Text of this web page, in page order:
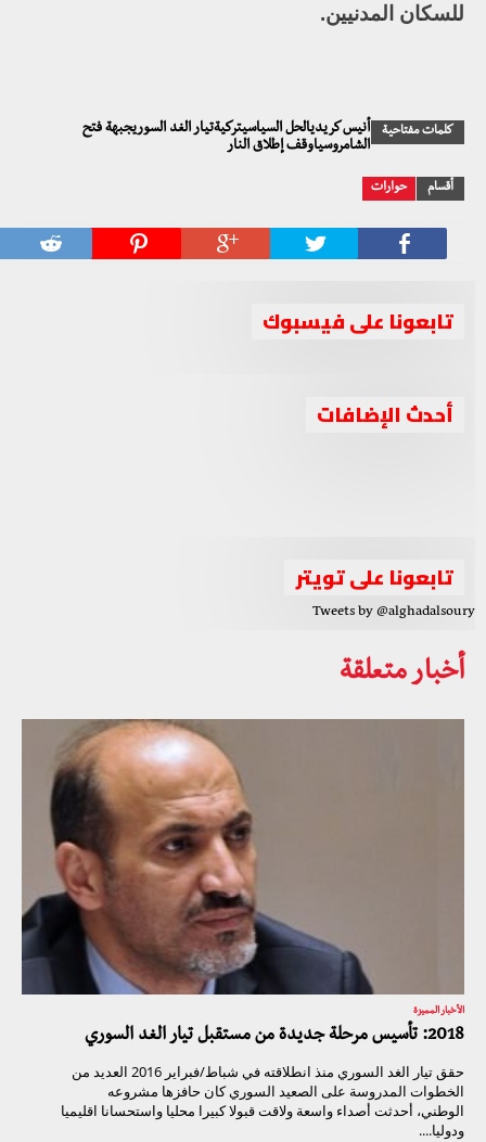
للسكان المدنيين.
كلمات مفتاحية
أنيس كريديالحل السياسيتركيةتيار الغد السوريجبهة فتح
الشامروسياوقف إطلاق النار
أقسام حوارات
تابعونا على فيسبوك
أحدث الإضافات
الواقع السوري بين الإحباط والتحدي والدور الثلاثي العربي
جبهة السلام والحرية تلتقي مسؤول الملف السوري في
تابعونا على تويتر
Tweets by @alghadalsoury
أخبار متعلقة
الأخبار المميزة
2018: تأسيس مرحلة جديدة من مستقبل تيار الغد السوري
حقق تيار الغد السوري منذ انطلاقته في شباط/فبراير 2016 العديد من
الخطوات المدروسة على الصعيد السوري كان حافزها مشروعه
الوطني، أحدثت أصداء واسعة ولاقت قبولا كبيرا محليا واستحسانا اقليميا
ودوليا....